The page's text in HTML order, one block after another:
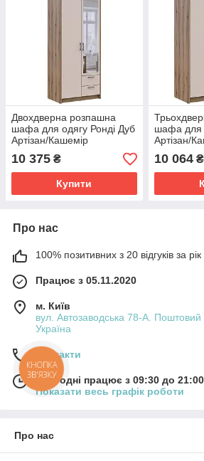
Двохдверна розпашна
шафа для одягу Ронді Дуб
Артізан/Кашемір
82х52х236. Світла шафа
для одягу з дзеркалом та
антресолею
10 375 ₴
Купити
шафа для
Артізан/
для одягу
10 064₴
Про нас
100% позитивних з 20 відгуків за рік
Працює з 05.11.2020
м. Київ
вул. Автозаводська 78-А. Поштовий
Україна
Контакти
Сьогодні працює з 09:30 до 21:00
Показати весь графік роботи
Про нас
КНОПКА
ЗВ'ЯЗКУ